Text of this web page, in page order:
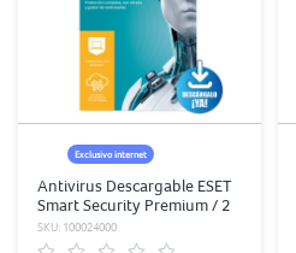
Exclusivo internet
Antivirus Descargable ESET
Smart Security Premium / 2
años / 10 dispositivos
SKU: 100024000